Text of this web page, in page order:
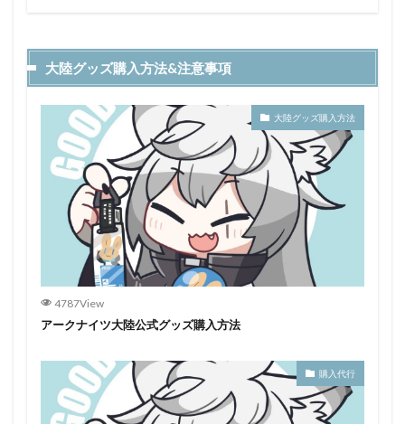
大陸グッズ購入方法&注意事項
大陸グッズ購入方法
4787View
アークナイツ大陸公式グッズ購入方法
購入代行